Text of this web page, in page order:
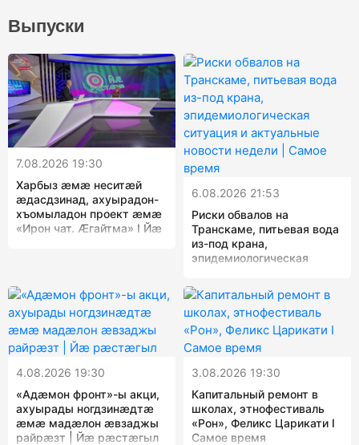
Выпуски
7.08.2026 19:30
Харбыз æмæ неситæй
æдасдзинад, ахуырадон-
хъомыладон проект æмæ
«Ирон чат. Æгайтма» I Йæ
6.08.2026 21:53
Риски обвалов на
Транскаме, питьевая вода
из-под крана,
эпидемиологическая
новости недели | Самое
время
4.08.2026 19:30
«Адæмон фронт»-ы акци,
ахуырады ногдзинæдтæ
æмæ мадæлон æвзаджы
райрæзт | Йæ рæстæгыл
3.08.2026 19:30
Капитальный ремонт в
школах, этнофестиваль
«Рон», Феликс Царикати I
Самое время